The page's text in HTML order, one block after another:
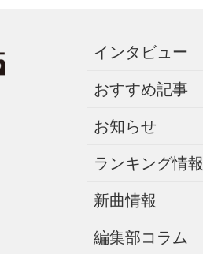
インタビュー
おすすめ記事
お知らせ
ランキング情報
新曲情報
編集部コラム